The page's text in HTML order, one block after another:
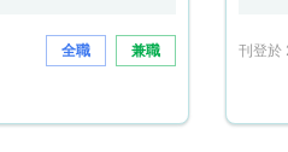
全職 兼職 刊登於